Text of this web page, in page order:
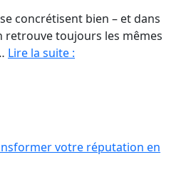
des
colonnes
de
concrétisent bien – et dans
retrouve toujours les mêmes
Lire la suite :
erreurs
votre réputation en